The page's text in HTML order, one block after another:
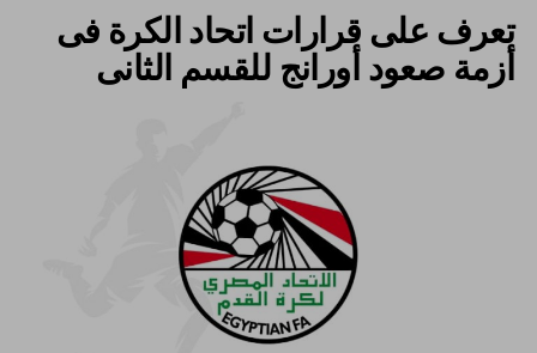
تعرف على قرارات اتحاد الكرة فى
أزمة صعود أورانج للقسم الثانى